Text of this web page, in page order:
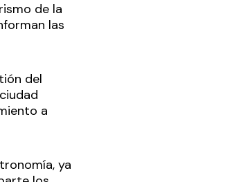
de la
las
del
a
ya